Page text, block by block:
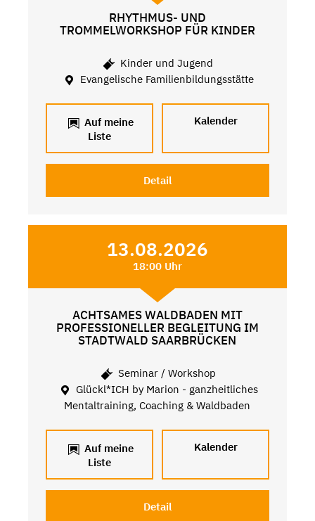
RHYTHMUS- UND
TROMMELWORKSHOP FÜR KINDER
Kinder und Jugend
Evangelische Familienbildungsstätte
Auf meine
Liste
Kalender
Detail
13.08.2026
18:00 Uhr
ACHTSAMES WALDBADEN MIT
PROFESSIONELLER BEGLEITUNG IM
STADTWALD SAARBRÜCKEN
Seminar / Workshop
Glückl*ICH by Marion - ganzheitliches
Mentaltraining, Coaching & Waldbaden
Auf meine
Liste
Kalender
Detail